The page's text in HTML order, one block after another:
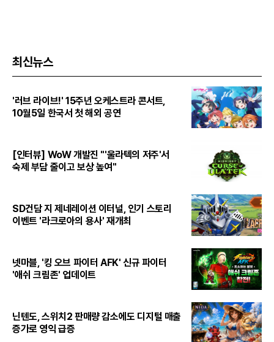
최신뉴스
'러브 라이브!' 15주년 오케스트라 콘서트,
10월5일 한국서 첫 해외 공연
[인터뷰] WoW 개발진 "'울라텍의 저주'서
숙제 부담 줄이고 보상 높여"
SD건담 지 제네레이션 이터널, 인기 스토리
이벤트 '라크로아의 용사' 재개최
넷마블, '킹 오브 파이터 AFK' 신규 파이터
'애쉬 크림존' 업데이트
닌텐도, 스위치2 판매량 감소에도 디지털 매출
증가로 영익 급증